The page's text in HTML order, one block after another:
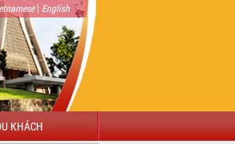
| English
KHÁCH